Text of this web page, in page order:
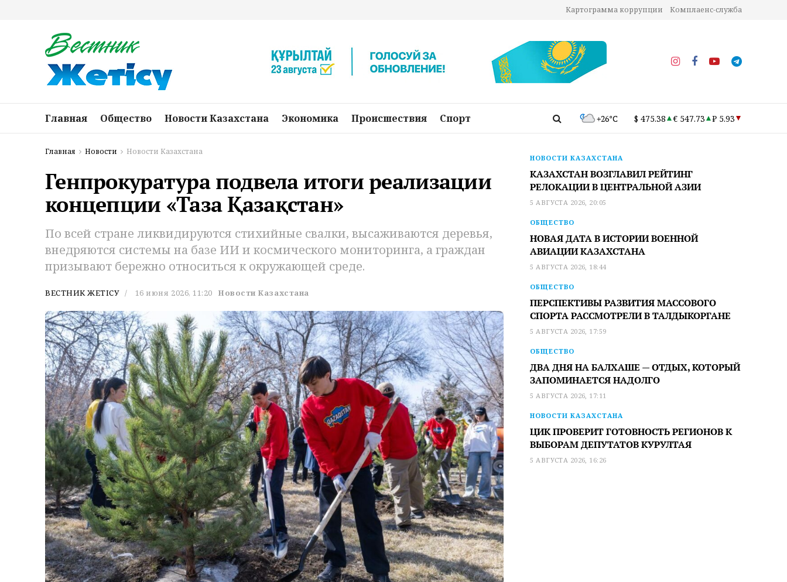
Картограмма коррупции Комплаенс-служба
Главная Общество Новости Казахстана Экономика Происшествия Спорт +26°C $ 475.38 € 547.73 ₽ 5.93
Главная Новости Новости Казахстана
Генпрокуратура подвела итоги реализации
концепции «Таза Қазақстан»
По всей стране ликвидируются стихийные свалки, высаживаются деревья,
внедряются системы на базе ИИ и космического мониторинга, а граждан
призывают бережно относиться к окружающей среде.
ВЕСТНИК ЖЕТІСУ 16 июня 2026, 11:20 Новости Казахстана
НОВОСТИ КАЗАХСТАНА
КАЗАХСТАН ВОЗГЛАВИЛ РЕЙТИНГ
РЕЛОКАЦИИ В ЦЕНТРАЛЬНОЙ АЗИИ
5 АВГУСТА 2026, 20:05
ОБЩЕСТВО
НОВАЯ ДАТА В ИСТОРИИ ВОЕННОЙ
АВИАЦИИ КАЗАХСТАНА
5 АВГУСТА 2026, 18:44
ОБЩЕСТВО
ПЕРСПЕКТИВЫ РАЗВИТИЯ МАССОВОГО
СПОРТА РАССМОТРЕЛИ В ТАЛДЫКОРГАНЕ
5 АВГУСТА 2026, 17:59
ОБЩЕСТВО
ДВА ДНЯ НА БАЛХАШЕ — ОТДЫХ, КОТОРЫЙ
ЗАПОМИНАЕТСЯ НАДОЛГО
5 АВГУСТА 2026, 17:11
НОВОСТИ КАЗАХСТАНА
ЦИК ПРОВЕРИТ ГОТОВНОСТЬ РЕГИОНОВ К
ВЫБОРАМ ДЕПУТАТОВ КУРУЛТАЯ
5 АВГУСТА 2026, 16:26